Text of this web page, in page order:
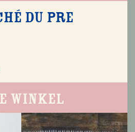
du Pre
winkel